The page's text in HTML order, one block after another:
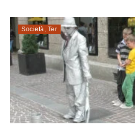
Società, Ter
“DONARE FUTURO”: